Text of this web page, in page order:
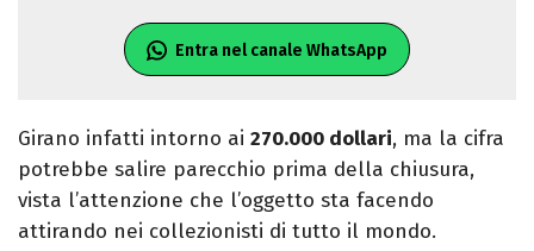
Entra nel canale WhatsApp
Girano infatti intorno ai 270.000 dollari, ma la cifra
potrebbe salire parecchio prima della chiusura,
vista l’attenzione che l’oggetto sta facendo
attirando nei collezionisti di tutto il mondo.